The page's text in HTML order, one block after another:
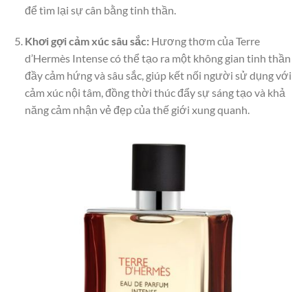
để tìm lại sự cân bằng tinh thần.
Khơi gợi cảm xúc sâu sắc:Hương thơm của Terre
d’Hermès Intense có thể tạo ra một không gian tinh thần
đầy cảm hứng và sâu sắc, giúp kết nối người sử dụng với
cảm xúc nội tâm, đồng thời thúc đẩy sự sáng tạo và khả
năng cảm nhận vẻ đẹp của thế giới xung quanh.